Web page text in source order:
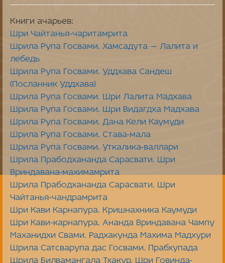
Книги ачарьев:
Шри Чайтанья-чаритамрита
Шрила Рупа Госвами. Хамсадута — Лалита и
лебедь
Шрила Рупа Госвами. Уддхава Сандеш
(Посланник Уддхава)
Шрила Рупа Госвами. Шри Лалита Мадхава
Шрила Рупа Госвами. Шри Видагдха Мадхава
Шрила Рупа Госвами. Дана Кели Каумуди
Шрила Рупа Госвами. Става-мала
Шрила Рупа Госвами. Уткалика-валлари
Шрила Прабодхананда Сарасвати. Шри
Вриндавана-махимамрита
Шрила Прабодхананда Сарасвати. Шри
Чайтанья-чандрамрита
Шри Кави Карнапура. Кришнахника Каумуди
Шри Кави-карнапура. Ананда Вриндавана Чампу
Маханидхи Свами. Радхакунда Махима Мадхури
Шрила Сатсварупа дас Госвами. Прабхупада
Шрила Билвамангала Тхакур. Шри Говинда-